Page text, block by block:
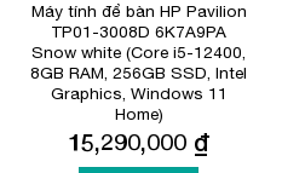
Máy tính để bàn HP Pavilion
TP01-3008D 6K7A9PA
Snow white (Core i5-12400,
8GB RAM, 256GB SSD, Intel
Graphics, Windows 11
Home)
15,290,000 ₫